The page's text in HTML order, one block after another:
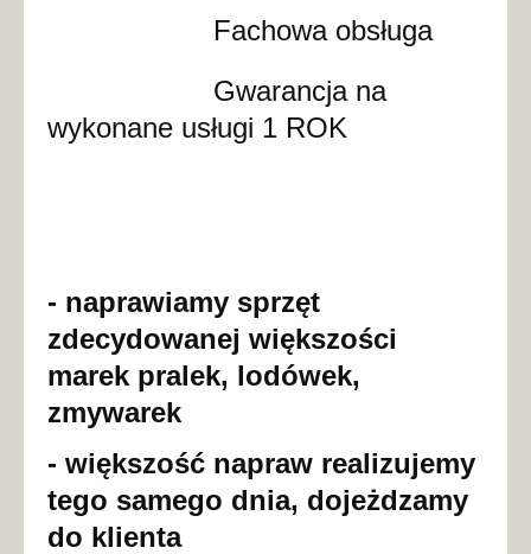
Fachowa obsługa
Gwarancja na
wykonane usługi 1 ROK
- naprawiamy sprzęt
zdecydowanej większości
marek pralek, lodówek,
zmywarek
- większość napraw realizujemy
tego samego dnia, dojeżdzamy
do klienta